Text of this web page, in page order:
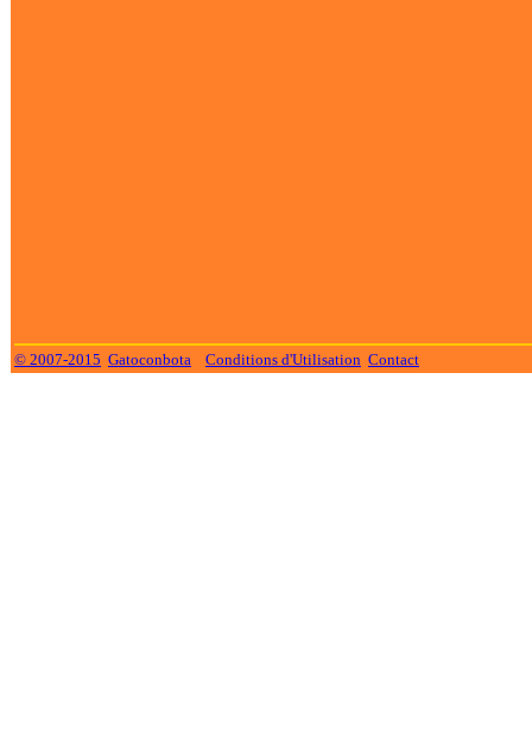
© 2007-2015 Gatoconbota Conditions d'Utilisation Contact